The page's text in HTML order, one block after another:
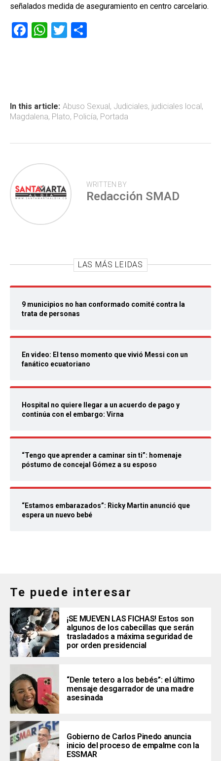
señalados medida de aseguramiento en centro carcelario.
F
ok
W
p
p
T
tir
In this article: Abuso Sexual , Judiciales, judiciales local ,
Magdalena, Plato, Policía, Portada
WRITTEN BY
Redacción SMAD
LAS MÁS LEIDAS
9 municipios no han conformado comité contra la
trata de personas
En video: El tenso momento que vivió Messi con un
fanático ecuatoriano
Hospital no quiere llegar a un acuerdo de pago y
continúa con el embargo: Virna
“Tengo que aprender a caminar sin ti”: homenaje
póstumo de concejal Gómez a su esposo
“Estamos embarazados”: Ricky Martin anunció que
espera un nuevo bebé
Te puede interesar
¡SE MUEVEN LAS FICHAS! Estos son
algunos de los cabecillas que serán
trasladados a máxima seguridad de
por orden presidencial
“Denle tetero a los bebés”: el último
mensaje desgarrador de una madre
asesinada
Gobierno de Carlos Pinedo anuncia
inicio del proceso de empalme con la
ESSMAR